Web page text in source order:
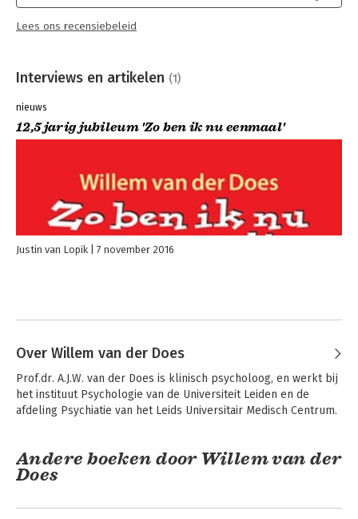
Lees ons recensiebeleid
Interviews en artikelen (1)
nieuws
12,5 jarig jubileum 'Zo ben ik nu eenmaal'
Justin van Lopik 7 november 2016
Over Willem van der Does
Prof.dr. A.J.W. van der Does is klinisch psycholoog, en werkt bij
het instituut Psychologie van de Universiteit Leiden en de
afdeling Psychiatie van het Leids Universitair Medisch Centrum.
Andere boeken door Willem van der
Does